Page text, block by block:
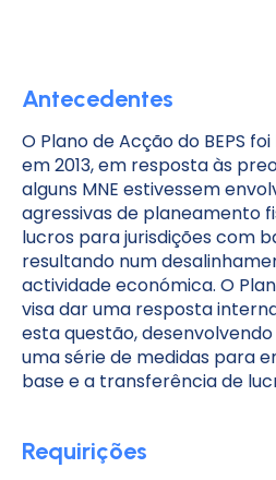
Antecedentes
O Plano de Acção do BEPS
em 2013, em resposta às
alguns MNE estivessem
agressivas de planeamento
lucros para jurisdições com
resultando num
actividade económica. O
visa dar uma resposta
esta questão,
uma série de medidas para
base e a transferência de
Requirições